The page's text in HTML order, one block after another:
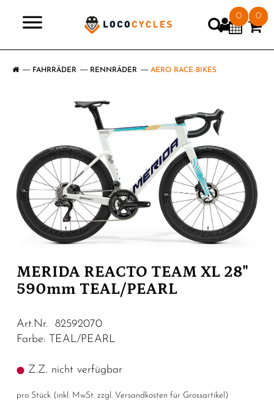
0 0
FAHRRÄDER RENNRÄDER AERO RACE-BIKES
MERIDA REACTO TEAM XL 28"
590mm TEAL/PEARL
Art.Nr. 82592070
Farbe: TEAL/PEARL
Z.Z. nicht verfügbar
pro Stück (inkl. MwSt. zzgl. Versandkosten für Grossartikel )